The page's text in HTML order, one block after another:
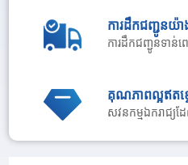
ការដឹកជញ្ជូនយ៉
ការដឹកជញ្ជូនទាន់ព
គុណភាពល្អឥតខ្
សវនកម្មឯករាជ្យដ